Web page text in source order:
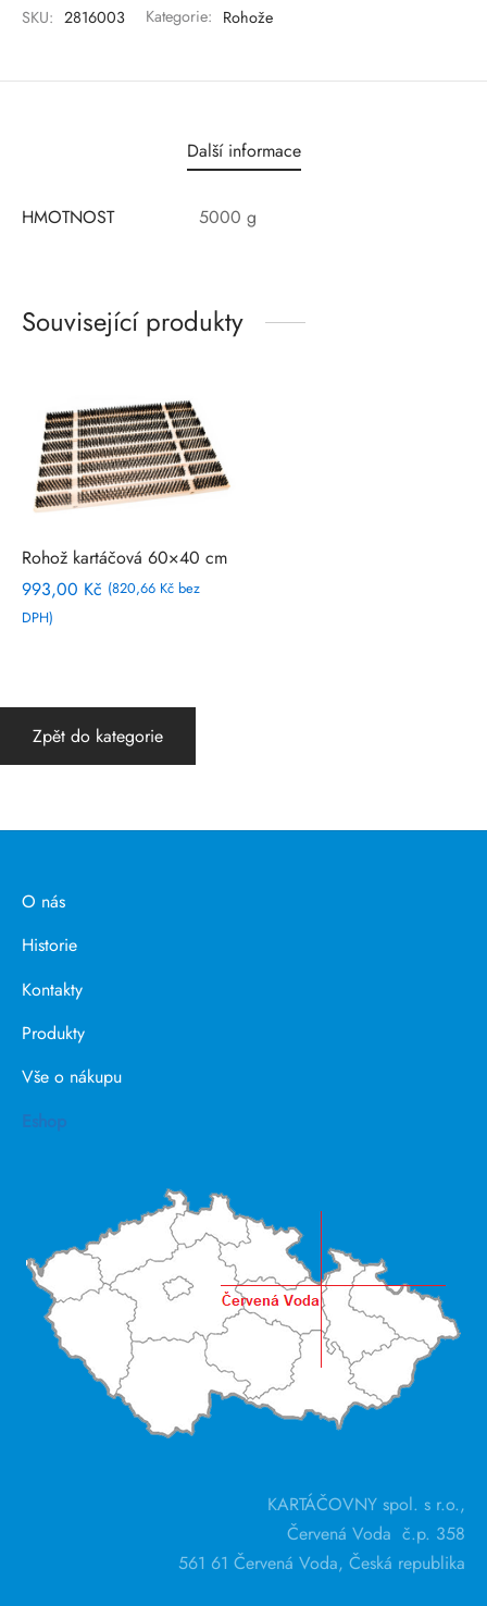
SKU: 2816003 Kategorie: Rohože
Další informace
HMOTNOST 5000 g
Související produkty
Rohož kartáčová 60×40 cm
993,00 Kč (820,66 Kč bez
DPH)
Zpět do kategorie
O nás
Historie
Kontakty
Produkty
Vše o nákupu
Eshop
KARTÁČOVNY spol. s r.o.,
Červená Voda č.p. 358
561 61 Červená Voda, Česká republika